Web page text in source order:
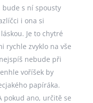
bude s ní spousty
i ona si
Je to chytré
rychle zvyklo na vše
nebude při
voříšek by
papíráka.
pokud ano, určitě se